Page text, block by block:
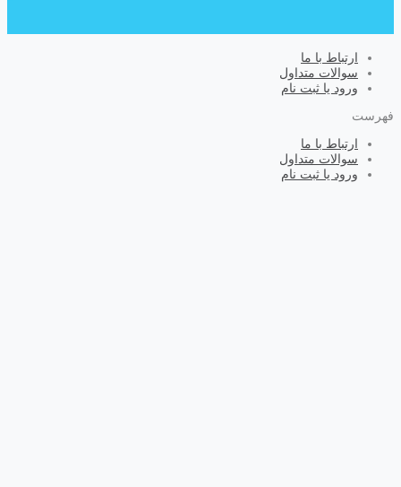
ارتباط با ما
سوالات متداول
ورود یا ثبت نام
فهرست
ارتباط با ما
سوالات متداول
ورود یا ثبت نام